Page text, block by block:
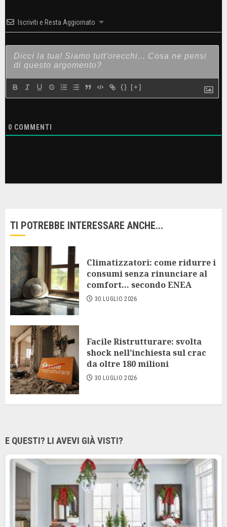
Iscriviti e Resta Aggiornato
{} [+]
0 COMMENTI
TI POTREBBE INTERESSARE ANCHE...
Climatizzatori: come ridurre i
consumi senza rinunciare al
comfort… secondo ENEA
30 LUGLIO 2026
Facile Ristrutturare: svolta
shock nell’inchiesta sul crac
da oltre 180 milioni
30 LUGLIO 2026
E QUESTI? LI AVEVI GIÀ VISTI?